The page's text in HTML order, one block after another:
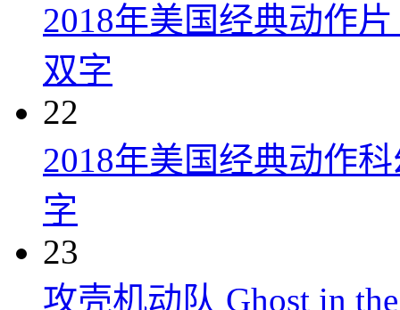
2018年美国经典动作
双字
22
2018年美国经典动作
字
23
攻壳机动队 Ghost in